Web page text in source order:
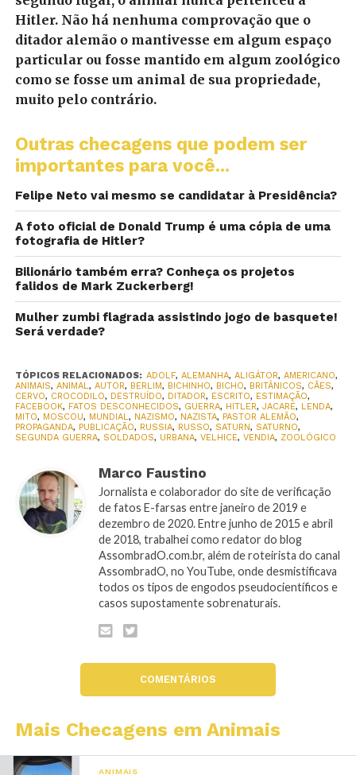
Hitler. Não há nenhuma comprovação que o
ditador alemão o mantivesse em algum espaço
particular ou fosse mantido em algum zoológico
como se fosse um animal de sua propriedade,
muito pelo contrário.
Outras checagens que podem ser
importantes para você...
Felipe Neto vai mesmo se candidatar à Presidência?
A foto oficial de Donald Trump é uma cópia de uma
fotografia de Hitler?
Bilionário também erra? Conheça os projetos
falidos de Mark Zuckerberg!
Mulher zumbi flagrada assistindo jogo de basquete!
Será verdade?
TÓPICOS RELACIONADOS: ADOLF, ALEMANHA, ALIGÁTOR, AMERICANO,
ANIMAIS, ANIMAL, AUTOR, BERLIM, BICHINHO, BICHO, BRITÂNICOS, CÃES,
CERVO, CROCODILO, DESTRUÍDO, DITADOR, ESCRITO, ESTIMAÇÃO,
FACEBOOK, FATOS DESCONHECIDOS, GUERRA, HITLER, JACARÉ, LENDA,
MITO, MOSCOU, MUNDIAL, NAZISMO, NAZISTA, PASTOR ALEMÃO,
PROPAGANDA, PUBLICAÇÃO, RUSSIA, RUSSO, SATURN, SATURNO,
SEGUNDA GUERRA, SOLDADOS, URBANA, VELHICE, VENDIA, ZOOLÓGICO
Marco Faustino
Jornalista e colaborador do site de verificação
de fatos E-farsas entre janeiro de 2019 e
dezembro de 2020. Entre junho de 2015 e abril
de 2018, trabalhei como redator do blog
AssombradO.com.br, além de roteirista do canal
AssombradO, no YouTube, onde desmistificava
todos os tipos de engodos pseudocientíficos e
casos supostamente sobrenaturais.
COMENTÁRIOS
Mais Checagens em Animais
ANIMAIS